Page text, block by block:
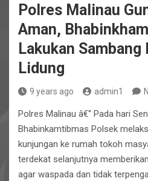
Polres Malinau
Aman,
Lakukan Sambang
Lidung
9 years ago admin1
Polres Malinau â€“ Pada hari
Bhabinkamtibmas Polsek
kunjungan ke rumah tokoh
terdekat selanjutnya
agar waspada dan tidak